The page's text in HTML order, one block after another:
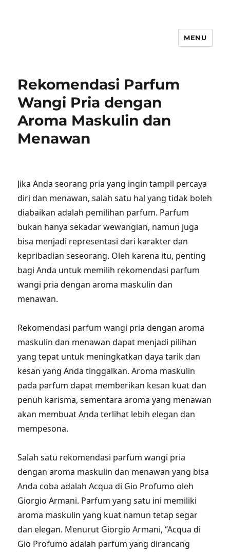
MENU
Rekomendasi Parfum
Wangi Pria dengan
Aroma Maskulin dan
Menawan
Jika Anda seorang pria yang ingin tampil percaya
diri dan menawan, salah satu hal yang tidak boleh
diabaikan adalah pemilihan parfum. Parfum
bukan hanya sekadar wewangian, namun juga
bisa menjadi representasi dari karakter dan
kepribadian seseorang. Oleh karena itu, penting
bagi Anda untuk memilih rekomendasi parfum
wangi pria dengan aroma maskulin dan
menawan.
Rekomendasi parfum wangi pria dengan aroma
maskulin dan menawan dapat menjadi pilihan
yang tepat untuk meningkatkan daya tarik dan
kesan yang Anda tinggalkan. Aroma maskulin
pada parfum dapat memberikan kesan kuat dan
penuh karisma, sementara aroma yang menawan
akan membuat Anda terlihat lebih elegan dan
mempesona.
Salah satu rekomendasi parfum wangi pria
dengan aroma maskulin dan menawan yang bisa
Anda coba adalah Acqua di Gio Profumo oleh
Giorgio Armani. Parfum yang satu ini memiliki
aroma maskulin yang kuat namun tetap segar
dan elegan. Menurut Giorgio Armani, “Acqua di
Gio Profumo adalah parfum yang dirancang